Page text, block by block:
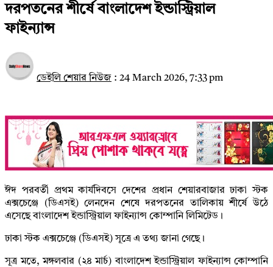
দরপতনের শীর্ষে বাংলাদেশ ইন্ডাস্ট্রিয়াল
ফাইন্যান্স
ডেইলি শেয়ার নিউজ : 24 March 2026, 7:33 pm
ঈদ পরবর্তী প্রথম কার্যদিবসে দেশের প্রধান শেয়ারবাজার ঢাকা স্টক
এক্সচেঞ্জে (ডিএসই) লেনদেন শেষে দরপতনের তালিকায় শীর্ষে উঠে
এসেছে বাংলাদেশ ইন্ডাস্ট্রিয়াল ফাইন্যান্স কোম্পানি লিমিটেড।
ঢাকা স্টক এক্সচেঞ্জে (ডিএসই) সূত্রে এ তথ্য জানা গেছে।
সূত্র মতে, মঙ্গলবার (২৪ মার্চ) বাংলাদেশ ইন্ডাস্ট্রিয়াল ফাইন্যান্স কোম্পানি